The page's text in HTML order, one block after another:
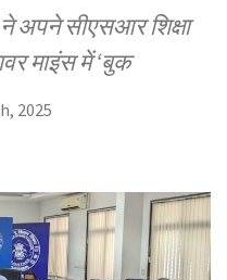
अपने सीएसआर शिक्षा
माइंस में ‘बुक
2025